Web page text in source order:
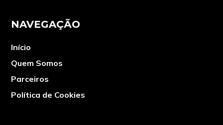
NAVEGAÇÃO
Início
Quem Somos
Parceiros
Política de Cookies